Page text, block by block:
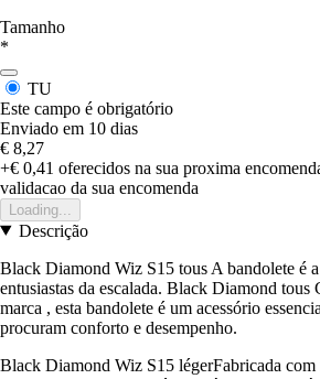
Tamanho
*
TU
Este campo é obrigatório
Enviado em 10 dias
€ 8,27
+€ 0,41 oferecidos na sua proxima
validacao da sua encomenda
Loading...
Descrição
Black Diamond Wiz S15 tous A bandolete é
entusiastas da escalada. Black Diamond tous
marca , esta bandolete é um acessório
procuram conforto e desempenho.
Black Diamond Wiz S15 légerFabricada com